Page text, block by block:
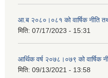
आ.ब २०८०।०८१ को वार्षिक नीति
मिति: 07/17/2023 - 15:31
आर्थिक वर्ष २०७८।०७९ को वार्षिक
मिति: 09/13/2021 - 13:58